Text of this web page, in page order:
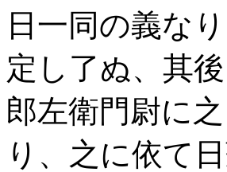
日一同の義な
定し了ぬ、其
郎左衛門尉に
り、之に依て